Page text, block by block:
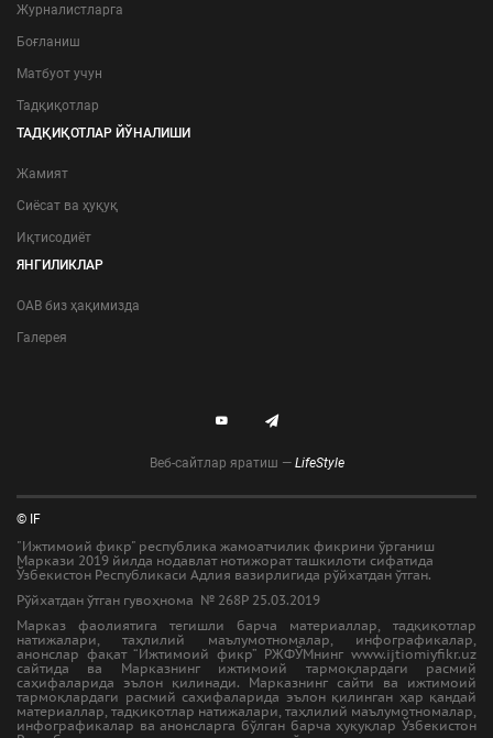
Журналистларга
Боғланиш
Матбуот учун
Тадқиқотлар
ТАДҚИҚОТЛАР ЙЎНАЛИШИ
Жамият
Сиёсат ва ҳуқуқ
Иқтисодиёт
ЯНГИЛИКЛАР
ОАВ биз ҳақимизда
Галерея
Веб-сайтлар яратиш — LifeStyle
© IF
"Ижтимоий фикр" республика жамоатчилик фикрини ўрганиш
Маркази 2019 йилда нодавлат нотижорат ташкилоти сифатида
Ўзбекистон Республикаси Адлия вазирлигида рўйхатдан ўтган.
Рўйхатдан ўтган гувоҳнома № 268Р 25.03.2019
Марказ фаолиятига тегишли барча материаллар, тадқиқотлар
натижалари, таҳлилий маълумотномалар, инфографикалар,
анонслар фақат “Ижтимоий фикр” РЖФЎМнинг www.ijtiomiyfikr.uz
сайтида ва Марказнинг ижтимоий тармоқлардаги расмий
саҳифаларида эълон қилинади. Марказнинг сайти ва ижтимоий
тармоқлардаги расмий саҳифаларида эълон қилинган ҳар қандай
материаллар, тадқиқотлар натижалари, таҳлилий маълумотномалар,
инфографикалар ва анонсларга бўлган барча ҳуқуқлар Ўзбекистон